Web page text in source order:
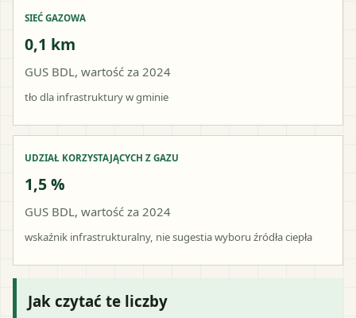
SIEĆ GAZOWA
0,1 km
GUS BDL, wartość za 2024
tło dla infrastruktury w gminie
UDZIAŁ KORZYSTAJĄCYCH Z GAZU
1,5 %
GUS BDL, wartość za 2024
wskaźnik infrastrukturalny, nie sugestia wyboru źródła ciepła
Jak czytać te liczby